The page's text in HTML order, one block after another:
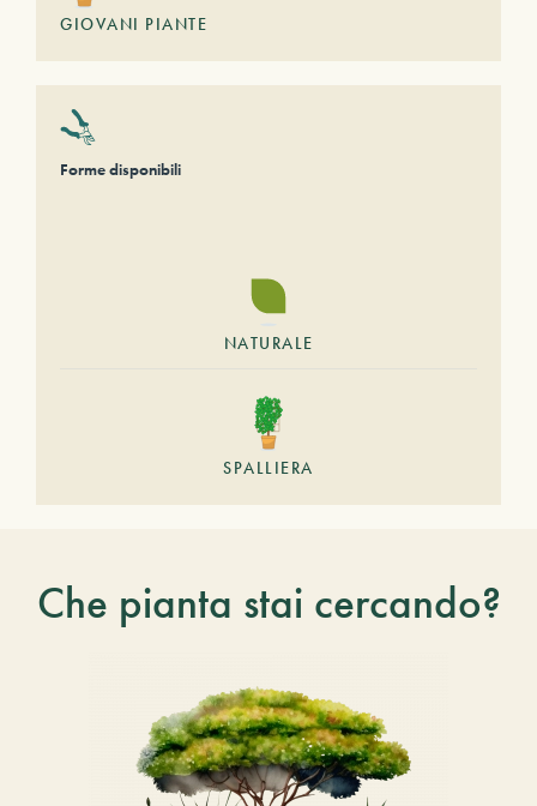
GIOVANI PIANTE
Forme disponibili
NATURALE
SPALLIERA
Che pianta stai cercando?